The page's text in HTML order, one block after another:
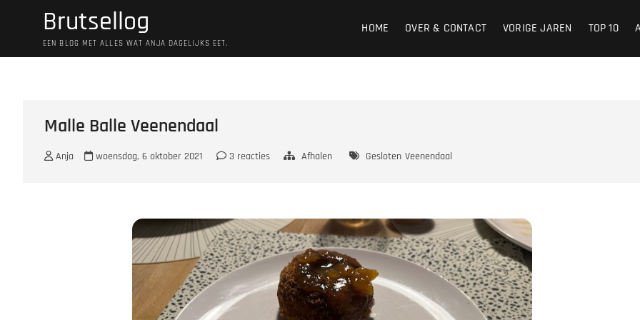
Brutsellog
EEN BLOG MET ALLES WAT ANJA DAGELIJKS EET.
HOME OVER & CONTACT VORIGE JAREN TOP 10
Malle Balle Veenendaal
Anja woensdag, 6 oktober 2021 3 reacties Afhalen Gesloten Veenendaal